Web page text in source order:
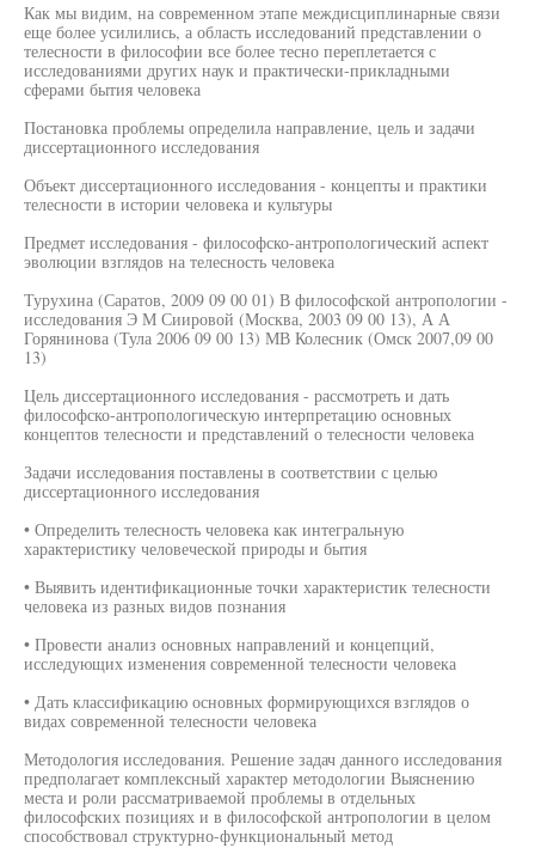
Как мы видим, на современном этапе междисциплинарные связи
еще более усилились, а область исследований представлении о
телесности в философии все более тесно переплетается с
исследованиями других наук и практически-прикладными
сферами бытия человека
Постановка проблемы определила направление, цель и задачи
диссертационного исследования
Объект диссертационного исследования - концепты и практики
телесности в истории человека и культуры
Предмет исследования - философско-антропологический аспект
эволюции взглядов на телесность человека
Турухина (Саратов, 2009 09 00 01) В философской антропологии -
исследования Э М Сиировой (Москва, 2003 09 00 13), А А
Горянинова (Тула 2006 09 00 13) МВ Колесник (Омск 2007,09 00
13)
Цель диссертационного исследования - рассмотреть и дать
философско-антропологическую интерпретацию основных
концептов телесности и представлений о телесности человека
Задачи исследования поставлены в соответствии с целью
диссертационного исследования
• Определить телесность человека как интегральную
характеристику человеческой природы и бытия
• Выявить идентификационные точки характеристик телесности
человека из разных видов познания
• Провести анализ основных направлений и концепций,
исследующих изменения современной телесности человека
• Дать классификацию основных формирующихся взглядов о
видах современной телесности человека
Методология исследования. Решение задач данного исследования
предполагает комплексный характер методологии Выяснению
места и роли рассматриваемой проблемы в отдельных
философских позициях и в философской антропологии в целом
способствовал структурно-функциональный метод